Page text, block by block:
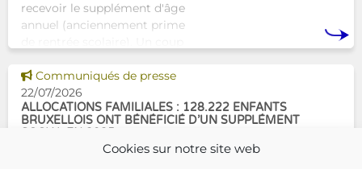
Cookies sur notre site web
recevoir le supplément d'âge
annuel (anciennement prime
commencer la
Voir cette news
Communiqués de presse
22/07/2026
ALLOCATIONS FAMILIALES : 128.222 ENFANTS
BRUXELLOIS ONT BÉNÉFICIÉ D’UN SUPPLÉMENT